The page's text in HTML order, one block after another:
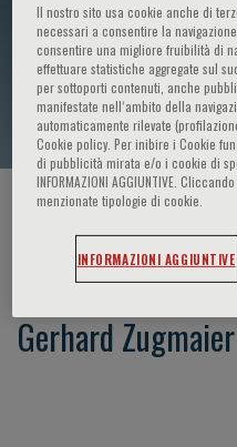
Gerhard Zugmaier
HOME PAGE / CORSI ED
Gerhard Zugmaier
Il nostro sito usa cookie anche di
necessari a consentire la
consentire una migliore fruibilità di
effettuare statistiche aggregate sul
per sottoporti contenuti, anche
manifestate nell‘ambito della
automaticamente rilevate
Cookie policy. Per inibire i Cookie
di pubblicità mirata e/o i cookie di
INFORMAZIONI AGGIUNTIVE.
menzionate tipologie di cookie.
INFORMAZIONI AGGIUNTIVE